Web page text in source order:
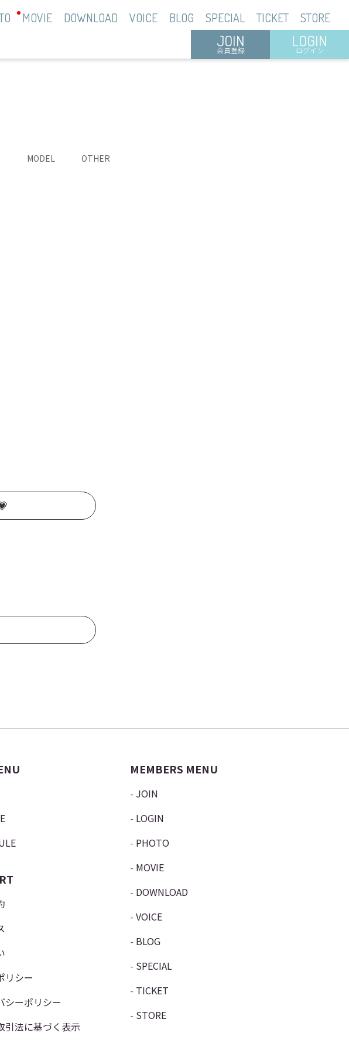
MOVIE DOWNLOAD VOICE BLOG SPECIAL TICKET STORE
JOIN
会員登録
LOGIN
ログイン
MODEL OTHER
リシー
シーポリシー
引法に基づく表示
MEMBERS MENU
JOIN
LOGIN
PHOTO
MOVIE
DOWNLOAD
VOICE
BLOG
SPECIAL
TICKET
STORE